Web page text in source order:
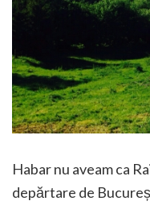
Habar nu aveam ca
depărtare de